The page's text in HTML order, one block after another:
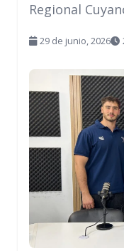
Regional
29 de junio, 2026